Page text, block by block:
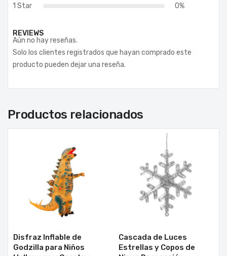
1 Star
0%
REVIEWS
Aún no hay reseñas.
Solo los clientes registrados que hayan comprado este
producto pueden dejar una reseña.
Productos relacionados
Disfraz Inflable de
Godzilla para Niños
Cascada de Luces
Estrellas y Copos de